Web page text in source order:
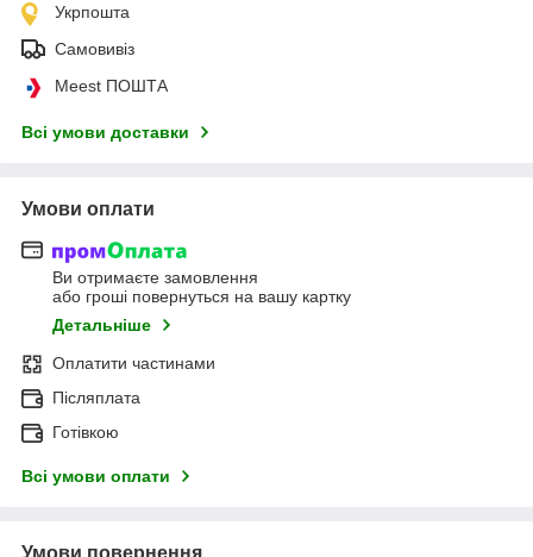
Укрпошта
Самовивіз
Meest ПОШТА
Всі умови доставки
Умови оплати
Ви отримаєте замовлення
або гроші повернуться на вашу картку
Детальніше
Оплатити частинами
Післяплата
Готівкою
Всі умови оплати